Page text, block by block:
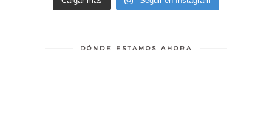
DÓNDE ESTAMOS AHORA